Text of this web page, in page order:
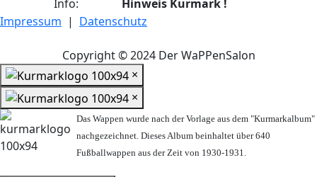
Info:
Hinweis Kurmark !
Impressum | Datenschutz
Copyright © 2024 Der WaPPenSalon
×
×
Das Wappen wurde nach der Vorlage aus dem "Kurmarkalbum"
nachgezeichnet. Dieses Album beinhaltet über 640
Fußballwappen aus der Zeit von 1930-1931.